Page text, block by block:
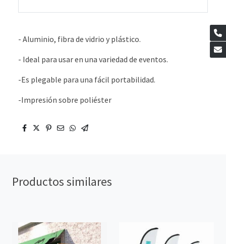
- Aluminio, fibra de vidrio y plástico.
- Ideal para usar en una variedad de eventos.
-Es plegable para una fácil portabilidad.
-Impresión sobre poliéster
Productos similares